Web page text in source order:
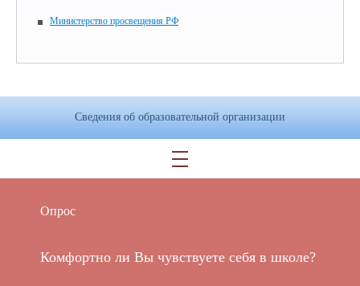
Министерство просвещения РФ
Сведения об образовательной организации
Опрос
Комфортно ли Вы чувствуете себя в школе?